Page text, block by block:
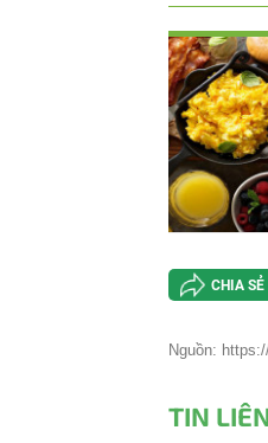
CHIA SẺ
Nguồn:
TIN